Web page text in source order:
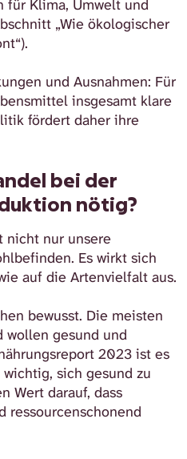
für Klima, Umwelt und
„Wie ökologischer
und Ausnahmen: Für
insgesamt klare
fördert daher ihre
bei der
nötig?
nicht nur unsere
Es wirkt sich
auf die Artenvielfalt aus.
bewusst. Die meisten
wollen gesund und
2023 ist es
sich gesund zu
Wert darauf, dass
ressourcenschonend